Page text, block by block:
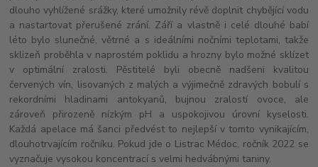
dlouho vyhlížené srážky, které umožnily révě doplnit chybějící vodu
a nastartovat přerušené zrání. Září a vlastně i celé dlouhé babí
léto bylo slunečné, větrné a s ideálními nočními teplotami, takže
sklizeň proběhla v naprostém poklidu a hrozny bylo možné sklízet
v optimální zralosti. Pěstitelé byli obecně nadšeni kvalitou
červených vín, lisovaných z malých a výjimečně zdravých bobulí s
rekordními hladinami antokyanů, bujnou zralostí ovoce, ale
zároveň přirozeně nízkým pH a uspokojivou úrovní kyselosti.
Každá apelace má šanci předvést to nejlepší v tomto vynikajícím,
dlouhotrvajícím ročníku. Pokud jde o Listrac Médoc, ročník 2022 se
vyznačuje vysokou koncentrací s velmi hedvábnými taniny.